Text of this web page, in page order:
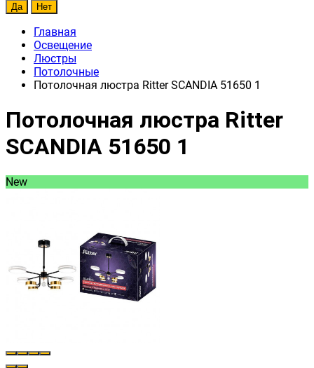
Главная
Освещение
Люстры
Потолочные
Потолочная люстра Ritter SCANDIA 51650 1
Потолочная люстра Ritter
SCANDIA 51650 1
New